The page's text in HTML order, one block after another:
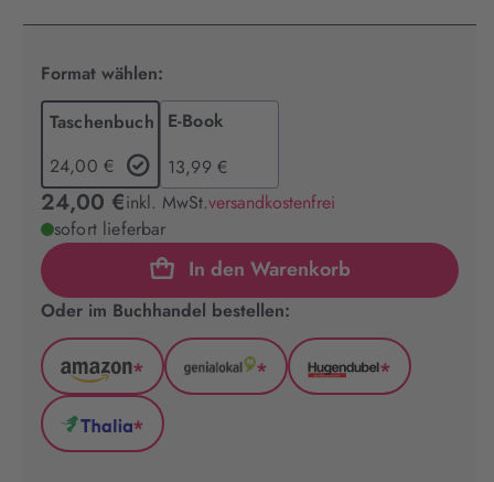
Format wählen:
Taschenbuch
24,00 €
E-Book
13,99 €
24,00 €inkl. MwSt.versandkostenfrei
sofort lieferbar
In den Warenkorb
Oder im Buchhandel bestellen:
Amazon
(wird
in
neuem
*
GenialLokal
*
Hugendubel
*
Thalia
*